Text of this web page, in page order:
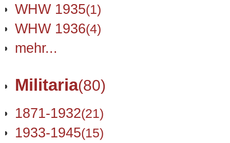
WHW 1935(1)
WHW 1936(4)
mehr...
Militaria(80)
1871-1932(21)
1933-1945(15)